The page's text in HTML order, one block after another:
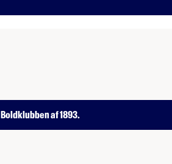
af 1893.